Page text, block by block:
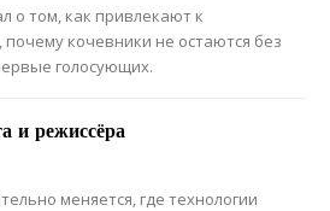
о том, как привлекают к
кочевники не остаются без
голосующих.
и режиссёра
меняется, где технологии